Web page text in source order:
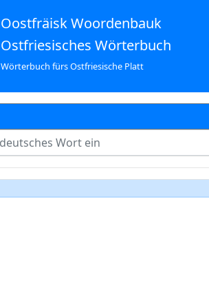
Oostfräisk Woordenbauk
Ostfriesisches Wörterbuch
Wörterbuch fürs Ostfriesische Platt